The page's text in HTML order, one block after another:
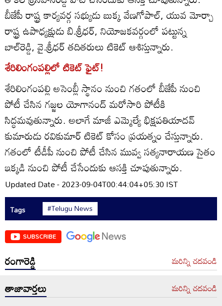
బీజేపీ రాష్ట్ర కార్యవర్గ సభ్యుడు బుక్క వేణగోపాల్‌, యువ మోర్చా
రాష్ట్ర ఉపాధ్యక్షుడు బి.శ్రీధర్‌, నియోజకవర్గంలో పట్టున్న
బాల్‌రెడ్డి, వై.శ్రీధర్‌ తదితరులు టికెట్‌ ఆశిస్తున్నారు.
శేరిలింగంపల్లిలో టికెట్‌ ఫైట్‌!
శేరిలింగంపల్లి అసెంబ్లీ స్థానం నుంచి గతంలో బీజేపీ నుంచి
పోటీ చేసిన గజ్జల యోగానంద్‌ మరోసారి పోటీకి
సిద్ధమవుతున్నారు. అలాగే మాజీ ఎమ్మెల్యే భిక్షపతియాదవ్‌
కుమారుడు రవికుమార్‌ టికెట్‌ కోసం ప్రయత్నం చేస్తున్నారు.
గతంలో టీడీపీ నుంచి పోటీ చేసిన మువ్వ సత్యనారాయణ సైతం
ఇక్కడి నుంచి పోటీ చేసేందుకు ఆసక్తి చూపుతున్నారు.
Updated Date - 2023-09-04T00:44:04+05:30 IST
Tags #Telugu News
SUBSCRIBE
రంగారెడ్డి మరిన్ని చదవండి
తాజావార్తలు మరిన్ని చదవండి